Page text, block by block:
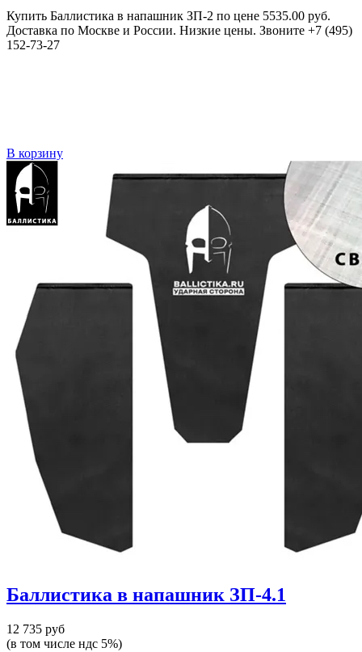
Купить Баллистика в напашник ЗП-2 по цене 5535.00 руб.
Доставка по Москве и России. Низкие цены. Звоните +7 (495)
152-73-27
В корзину
Баллистика в напашник ЗП-4.1
12 735 руб
(в том числе ндс 5%)